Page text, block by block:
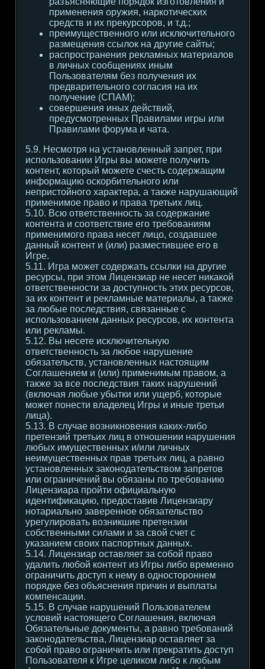
применения оружия, наркотических
средств и их прекурсоров, и т.д.;
преимущественного или исключительного
размещения ссылок на другие сайты;
распространения рекламных материалов
в личных сообщениях иным
Пользователям без получения их
предварительного согласия на их
получение (СПАМ);
совершения иных действий,
предусмотренных Правилами игры или
Правилами форума и чата.
5.9. Несмотря на установленный запрет, при
использовании Игры вы можете получить
контент, который можете счесть содержащим
информацию оскорбительного или
непристойного характера, а также нарушающий
применимое право и права третьих лиц.
5.10. Всю ответственность за содержание
контента и соответствие его требованиям
применимого права несет лицо, создавшее
данный контент и (или) разместившее его в
Игре.
5.11. Игра может содержать ссылки на другие
ресурсы, при этом Лицензиар не несет никакой
ответственности за доступность этих ресурсов,
за их контент и рекламные материалы, а также
за любые последствия, связанные с
использованием данных ресурсов, их контента
или рекламы.
5.12. Вы несете исключительную
ответственность за любое нарушение
обязательств, установленных настоящим
Соглашением и (или) применимым правом, а
также за все последствия таких нарушений
(включая любые убытки или ущерб, которые
может понести владелец Игры и иные третьи
лица).
5.13. В случае возникновения каких-либо
претензий третьих лиц в отношении нарушения
любых имущественных и/или личных
неимущественных прав третьих лиц, а равно
установленных законодательством запретов
или ограничений вы обязаны по требованию
Лицензиара пройти официальную
идентификацию, предоставив Лицензиару
нотариально заверенное обязательство
урегулировать возникшие претензии
собственными силами и за свой счет с
указанием своих паспортных данных.
5.14. Лицензиар оставляет за собой право
удалить любой контент из Игры либо временно
ограничить доступ к нему в одностороннем
порядке без объяснения причин и выплаты
компенсации.
5.15. В случае нарушений Пользователем
условий настоящего Соглашения, включая
Обязательные документы, а равно требований
законодательства, Лицензиар оставляет за
собой право ограничить или прекратить доступ
Пользователя к Игре целиком либо к любым